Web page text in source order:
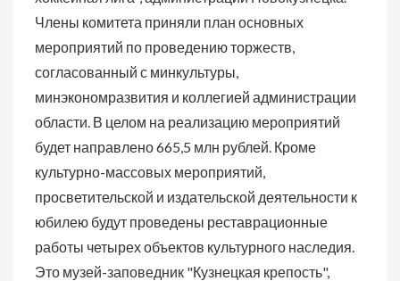
Члены комитета приняли план основных
мероприятий по проведению торжеств,
согласованный с минкультуры,
минэкономразвития и коллегией администрации
области. В целом на реализацию мероприятий
будет направлено 665,5 млн рублей. Кроме
культурно-массовых мероприятий,
просветительской и издательской деятельности к
юбилею будут проведены реставрационные
работы четырех объектов культурного наследия.
Это музей-заповедник "Кузнецкая крепость",